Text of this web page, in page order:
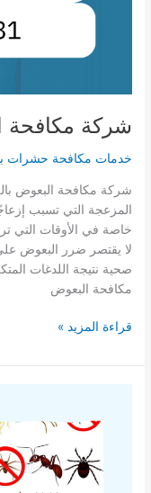
شركة مكافحة
خدمات مكافحة حشرات
شركة مكافحة البعوض
المزعجة التي تسبب
خاصة في الأوقات التي
لا يقتصر ضرر البعوض
صحية نتيجة اللدغات
مكافحة البعوض
شركة
البعوض
قراءة المزيد »